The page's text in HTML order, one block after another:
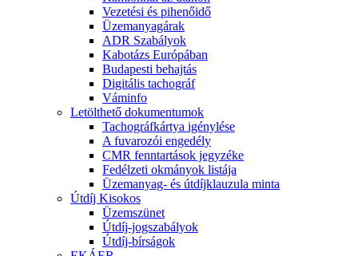
Vezetési és pihenőidő
Üzemanyagárak
ADR Szabályok
Kabotázs Európában
Budapesti behajtás
Digitális tachográf
Váminfo
Letölthető dokumentumok
Tachográfkártya igénylése
A fuvarozói engedély
CMR fenntartások jegyzéke
Fedélzeti okmányok listája
Üzemanyag- és útdíjklauzula minta
Útdíj Kisokos
Üzemszünet
Útdíj-jogszabályok
Útdíj-bírságok